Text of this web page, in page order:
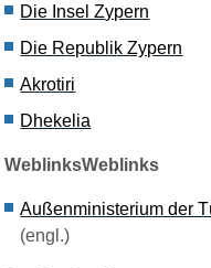
Die Insel Zypern
Die Republik Zypern
Akrotiri
Dhekelia
WeblinksWeblinks
Außenministerium der
(engl.)